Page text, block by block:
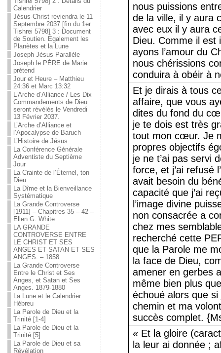
Calendrier
Jésus-Christ reviendra le 11
Septembre 2037 [fin du 1er
Tishrei 5798] 3 : Document
de Soutien. Également les
Planètes et la Lune
Joseph Jésus Parallèle
Joseph le PÈRE de Marie
prétend
Jour et Heure – Matthieu
24:36 et Marc 13:32
L’Arche d’Alliance / Les Dix
Commandements de Dieu
seront révélés le Vendredi
13 Février 2037.
L’Arche d’Alliance et
l’Apocalypse de Baruch
L’Histoire de Jésus
La Conférence Générale
Adventiste du Septième
Jour
La Crainte de l’Éternel, ton
Dieu
La Dîme et la Bienveillance
Systématique
La Grande Controverse
[1911] – Chapitres 35 – 42 –
Ellen G. White
LA GRANDE
CONTROVERSE ENTRE
LE CHRIST ET SES
ANGES ET SATAN ET SES
ANGES. – 1858
La Grande Controverse
Entre le Christ et Ses
Anges, et Satan et Ses
Anges. 1879-1880
La Lune et le Calendrier
Hébreu
La Parole de Dieu et la
Trinité [1-4]
La Parole de Dieu et la
Trinité [5]
La Parole de Dieu et sa
Révélation
nous puissions
de la ville, il y aura
avec eux il y aura
Dieu. Comme il est
ayons l’amour du
nous chérissions
conduira à obéir à
Et je dirais à tous
affaire, que vous
dites du fond du
je te dois est très
tout mon cœur. Je
propres objectifs
je ne t’ai pas servi
force, et j’ai refusé
avait besoin du
capacité que j’ai
l’image divine
non consacrée a
chez mes
recherché cette
que la Parole me
la face de Dieu,
amener en gerbes
même bien plus
échoué alors que si
chemin et ma
succès complet.
« Et la gloire
la leur ai donnée ;